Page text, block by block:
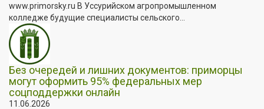
www.primorsky.ru В Уссурийском агропромышленном
колледже будущие специалисты сельского...
Без очередей и лишних документов: приморцы
могут оформить 95% федеральных мер
соцподдержки онлайн
11.06.2026